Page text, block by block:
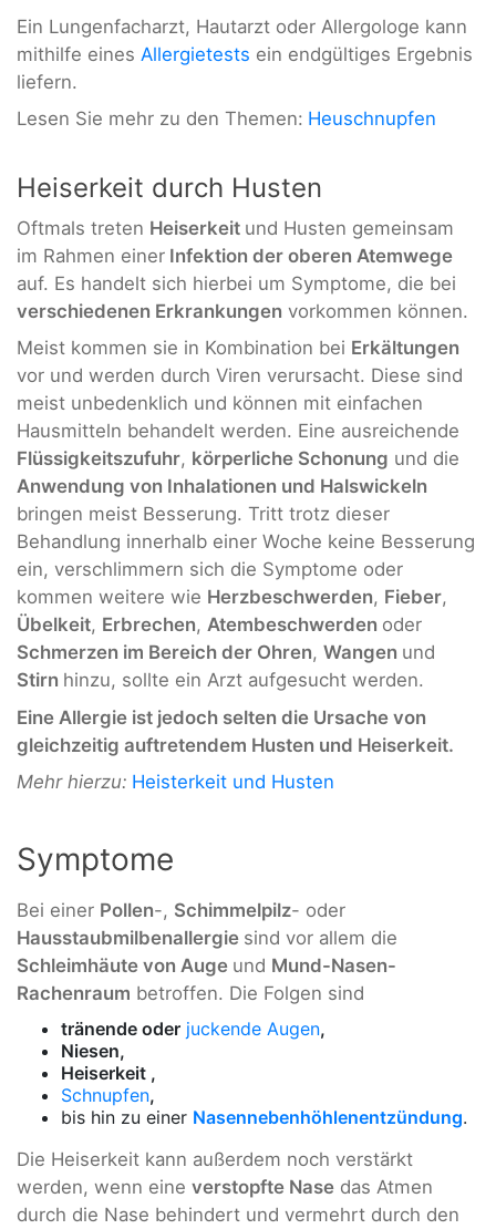
Ein Lungenfacharzt, Hautarzt oder Allergologe kann
mithilfe eines Allergietests ein endgültiges Ergebnis
liefern.
Lesen Sie mehr zu den Themen: Heuschnupfen
Heiserkeit durch Husten
Oftmals treten Heiserkeit und Husten gemeinsam
im Rahmen einer Infektion der oberen Atemwege
auf. Es handelt sich hierbei um Symptome, die bei
verschiedenen Erkrankungen vorkommen können.
Meist kommen sie in Kombination bei Erkältungen
vor und werden durch Viren verursacht. Diese sind
meist unbedenklich und können mit einfachen
Hausmitteln behandelt werden. Eine ausreichende
Flüssigkeitszufuhr, körperliche Schonung und die
Anwendung von Inhalationen und Halswickeln
bringen meist Besserung. Tritt trotz dieser
Behandlung innerhalb einer Woche keine Besserung
ein, verschlimmern sich die Symptome oder
kommen weitere wie Herzbeschwerden, Fieber,
Übelkeit, Erbrechen, Atembeschwerden oder
Schmerzen im Bereich der Ohren, Wangen und
Stirn hinzu, sollte ein Arzt aufgesucht werden.
Eine Allergie ist jedoch selten die Ursache von
gleichzeitig auftretendem Husten und Heiserkeit.
Mehr hierzu: Heisterkeit und Husten
Symptome
Bei einer Pollen-, Schimmelpilz- oder
Hausstaubmilbenallergie sind vor allem die
Schleimhäute von Auge und Mund-Nasen-
Rachenraum betroffen. Die Folgen sind
tränende oder juckende Augen,
Niesen,
Heiserkeit ,
Schnupfen,
bis hin zu einer Nasennebenhöhlenentzündung.
Die Heiserkeit kann außerdem noch verstärkt
werden, wenn eine verstopfte Nase das Atmen
durch die Nase behindert und vermehrt durch den